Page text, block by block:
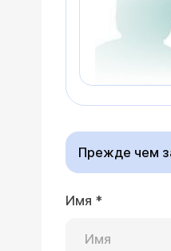
Прежде чем
Имя *